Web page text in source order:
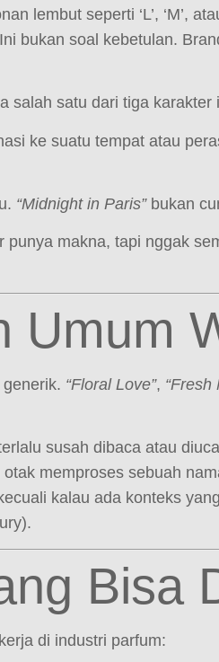
lembut seperti ‘L’, ‘M’,
bukan soal kebetulan.
salah satu dari tiga karakter
ke suatu tempat atau
“Midnight in Paris”bukan
makna, tapi nggak
Umum
“Floral Love”, “Fresh
susah dibaca atau
memproses sebuah
kalau ada konteks
Bisa
di industri parfum: